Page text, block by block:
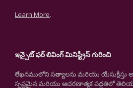
Learn More.
ఇన్సైట్ ఫర్ లివింగ్ మినిస్ట్రీస్ గురించి
లేఖనములోని సత్యాలను మరియు యేసుక్రీస్తు
స్పష్టమైన మరియు ఆచరణాత్మక పద్ధతిలో